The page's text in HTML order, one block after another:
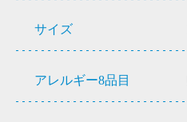
サイズ
アレルギー8品目